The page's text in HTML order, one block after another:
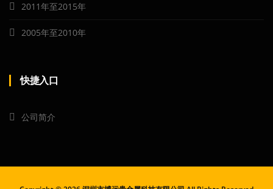
2011年至2015年
2005年至2010年
快捷入口
公司简介